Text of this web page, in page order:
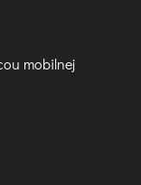
mobilnej